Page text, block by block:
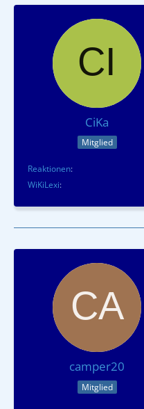
CiKa
Mitglied
Reaktionen
WiKiLexi
camper20
Mitglied